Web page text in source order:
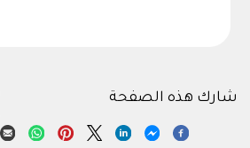
شارك هذه الصفحة